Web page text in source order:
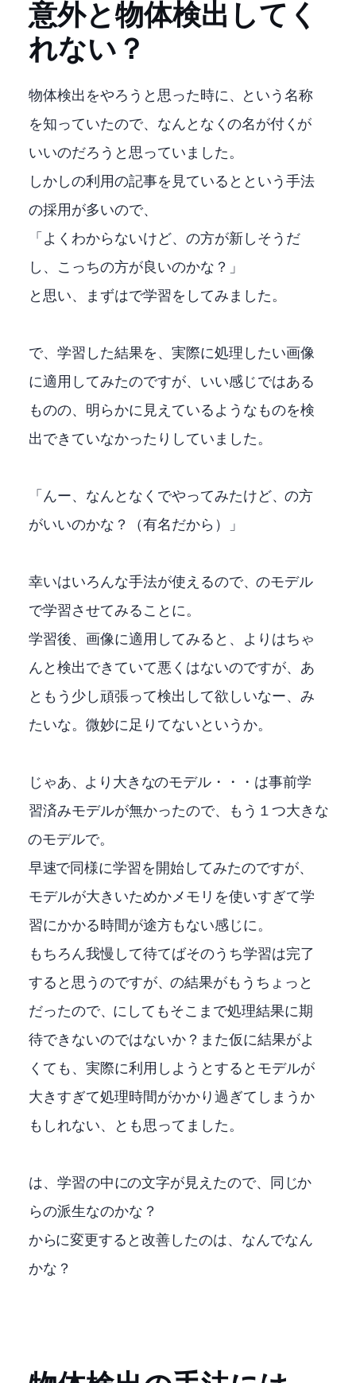
意外と物体検出してく
れない？
物体検出をやろうと思った時に、YOLOという名称
を知っていたので、なんとなくYOLOの名が付くYOLOXが
いいのだろうと思っていました。
しかしMMDetectionの利用の記事を見ているとRTMDetという手法
の採用が多いので、
「よくわからないけど、RTMDetの方が新しそうだ
し、こっちの方が良いのかな？」
と思い、まずはRTMDetで学習をしてみました。
で、学習した結果を、実際に処理したい画像
に適用してみたのですが、いい感じではある
ものの、明らかに見えているようなものを検
出できていなかったりしていました。
「んー、なんとなくRTMDetでやってみたけど、YOLOXの方
がいいのかな？（有名だから）」
幸いMMDetectionはいろんな手法が使えるので、YOLOXのSモデル
で学習させてみることに。
学習後、画像に適用してみると、RTMDetよりはちゃ
んと検出できていて悪くはないのですが、あ
ともう少し頑張って検出して欲しいなー、み
たいな。微妙に足りてないというか。
じゃあ、YOLOX-Sより大きなYOLOXのMモデル・・・は事前学
習済みモデルが無かったので、もう１つ大きなYO
LOXのLモデルで。
早速YOLOX-Lで同様に学習を開始してみたのですが、
モデルが大きいためかメモリを使いすぎて学
習にかかる時間が途方もない感じに。
もちろん我慢して待てばそのうち学習は完了
すると思うのですが、YOLOX-Sの結果がもうちょっと
だったので、YOLOX-Lにしてもそこまで処理結果に期
待できないのではないか？また仮に結果がよ
くても、実際に利用しようとするとモデルが
大きすぎて処理時間がかかり過ぎてしまうか
もしれない、とも思ってました。
RTMDetは、学習configの中にYOLOの文字が見えたので、同じYOLOか
らの派生なのかな？
RTMDetからYOLOX-Sに変更すると改善したのは、なんでなん
かな？